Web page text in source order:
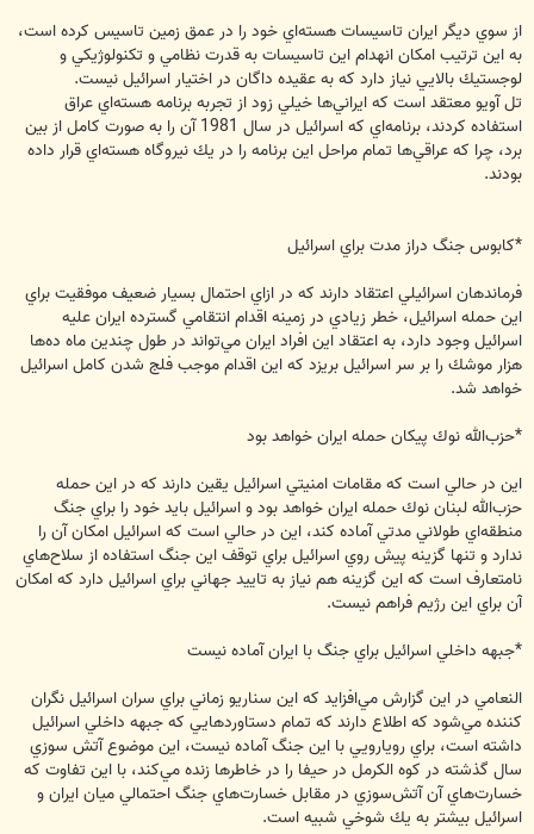
از سوي ديگر ايران تاسيسات هسته‌اي خود را در عمق زمين تاسيس كرده است،
به اين ترتيب امكان انهدام اين تاسيسات به قدرت نظامي و تكنولوژيكي و
لوجستيك بالايي نياز دارد كه به عقيده داگان در اختيار اسرائيل نيست.
تل آويو معتقد است كه ايراني‌ها خيلي زود از تجربه برنامه هسته‌اي عراق
استفاده كردند، برنامه‌اي كه اسرائيل در سال 1981 آن را به صورت كامل از بين
برد، چرا كه عراقي‌ها تمام مراحل اين برنامه‌ را در يك نيروگاه هسته‌‌اي قرار داده
بودند.
*كابوس جنگ دراز مدت براي اسرائيل
فرماندهان اسرائيلي اعتقاد دارند كه در ازاي احتمال بسيار ضعيف موفقيت براي
اين حمله اسرائيل، خطر زيادي در زمينه اقدام انتقامي گسترده ايران عليه
اسرائيل وجود دارد، به اعتقاد اين افراد ايران مي‌تواند در طول چندين ماه ده‌ها
هزار موشك را بر سر اسرائيل بريزد كه اين اقدام موجب فلج شدن كامل اسرائيل
خواهد شد.
*حزب‌الله نوك پيكان حمله ايران خواهد بود
اين در حالي است كه مقامات امنيتي اسرائيل يقين دارند كه در اين حمله
حزب‌الله لبنان نوك حمله ايران خواهد بود و اسرائيل بايد خود را براي جنگ
منطقه‌اي طولاني مدتي آماده كند، اين در حالي است كه اسرائيل امكان آن را
ندارد و تنها گزينه پيش روي اسرائيل براي توقف اين جنگ استفاده از سلاح‌هاي
نامتعارف است كه اين گزينه هم نياز به تاييد جهاني براي اسرائيل دارد كه امكان
آن براي اين رژيم فراهم نيست.
*جبهه داخلي اسرائيل براي جنگ با ايران آماده نيست
النعامي در اين گزارش مي‌افزايد كه اين سناريو زماني براي سران اسرائيل نگران
كننده مي‌شود كه اطلاع دارند كه تمام دستاوردهايي كه جبهه داخلي اسرائيل
داشته است، براي رويارويي با اين جنگ آماده نيست، اين موضوع آتش سوزي
سال گذشته در كوه الكرمل در حيفا را در خاطرها زنده مي‌كند، با اين تفاوت كه
خسارت‌هاي آن آتش‌سوزي در مقابل خسارت‌هاي جنگ احتمالي ميان ايران و
اسرائيل بيشتر به يك شوخي شبيه است.